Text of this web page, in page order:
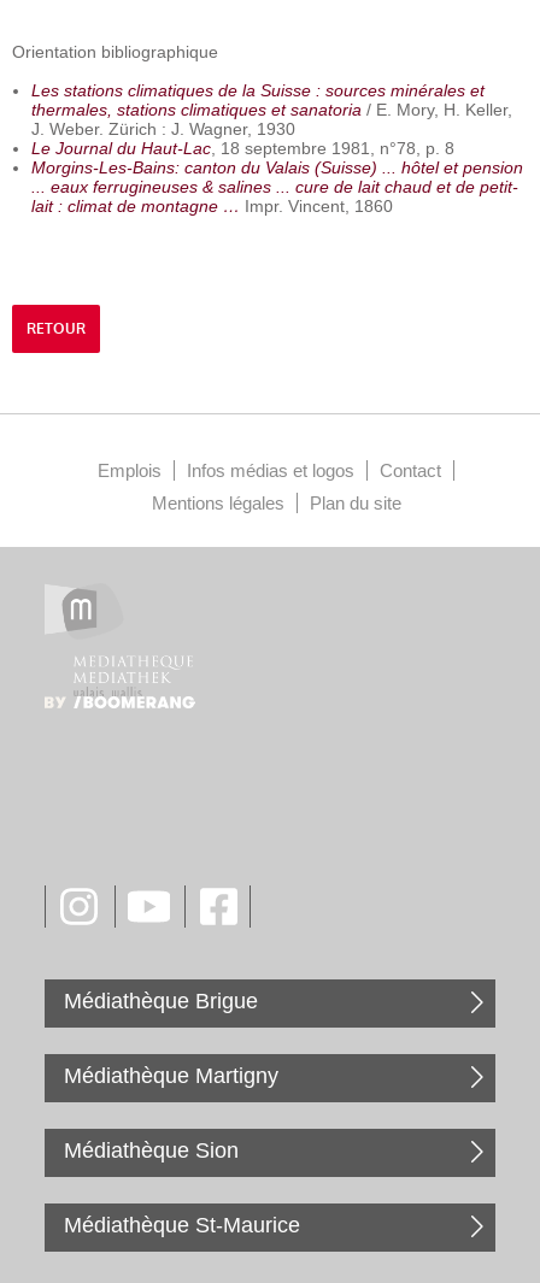
Orientation bibliographique
Les stations climatiques de la Suisse : sources minérales et
thermales, stations climatiques et sanatoria / E. Mory, H. Keller,
J. Weber. Zürich : J. Wagner, 1930
Le Journal du Haut-Lac , 18 septembre 1981, n°78, p. 8
Morgins-Les-Bains: canton du Valais (Suisse) ... hôtel et pension
... eaux ferrugineuses & salines ... cure de lait chaud et de petit-
lait : climat de montagne … Impr. Vincent, 1860
RETOUR
Emplois Infos médias et logos
Contact
Mentions légales
Plan du site
Médiathèque Brigue
Médiathèque Martigny
Médiathèque Sion
Médiathèque St-Maurice